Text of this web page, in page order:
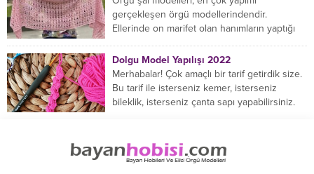
gerçekleşen örgü modellerindendir.
Ellerinde on marifet olan hanımların yaptığı
Dolgu Model Yapılışı 2022
Merhabalar! Çok amaçlı bir tarif getirdik size.
Bu tarif ile isterseniz kemer, isterseniz
bileklik, isterseniz çanta sapı yapabilirsiniz.